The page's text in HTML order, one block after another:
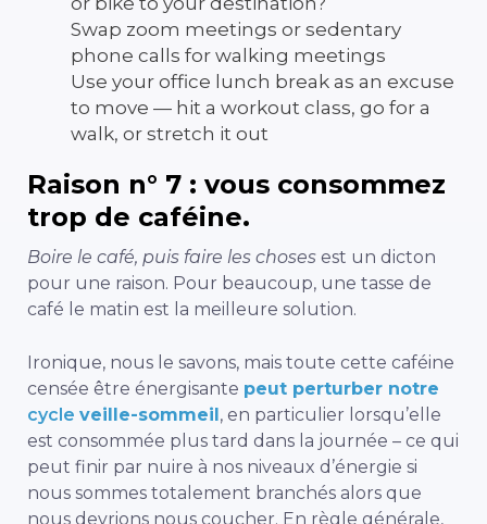
Swap zoom meetings or sedentary
phone calls for walking meetings
Use your office lunch break as an excuse
to move — hit a workout class, go for a
walk, or stretch it out
Raison n° 7 : vous consommez
trop de caféine.
Boire le café, puis faire les choses est un dicton
pour une raison. Pour beaucoup, une tasse de
café le matin est la meilleure solution.
Ironique, nous le savons, mais toute cette caféine
censée être énergisante peut perturber notre
cycle veille-sommeil , en particulier lorsqu’elle
est consommée plus tard dans la journée – ce qui
peut finir par nuire à nos niveaux d’énergie si
nous sommes totalement branchés alors que
nous devrions nous coucher. En règle générale,